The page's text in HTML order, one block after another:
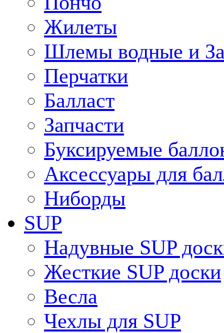
Жилеты
Шлемы водные и
Перчатки
Балласт
Запчасти
Буксируемые
Аксессуары для
Ниборды
SUP
Надувные SUP
Жесткие SUP доски
Весла
Чехлы для SUP